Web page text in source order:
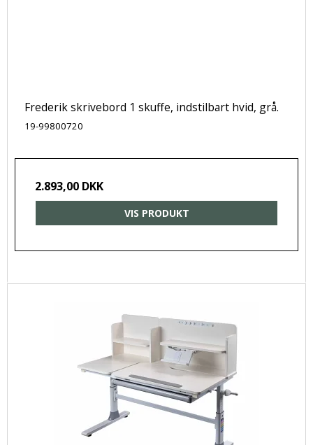
Frederik skrivebord 1 skuffe, indstilbart hvid, grå.
19-99800720
2.893,00 DKK
VIS PRODUKT